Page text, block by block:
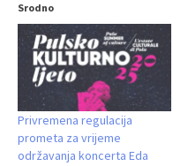
Srodno
Privremena regulacija
prometa za vrijeme
održavanja koncerta Eda